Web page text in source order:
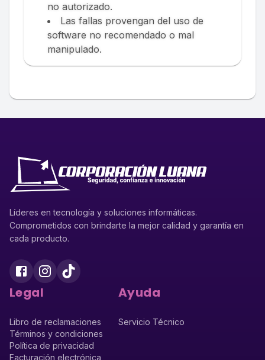
no autorizado.
Las fallas provengan del uso de
software no recomendado o mal
manipulado.
Líderes en tecnología y soluciones informáticas.
Comprometidos con brindarte la mejor calidad y garantía en
cada producto.
Legal
Libro de reclamaciones
Términos y condiciones
Política de privacidad
Facturación electrónica
Ayuda
Servicio Técnico